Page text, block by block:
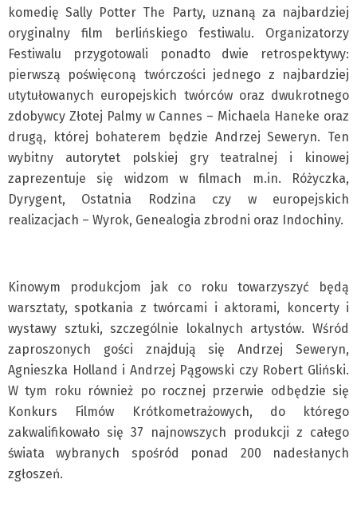
komedię Sally Potter The Party, uznaną za najbardziej
oryginalny film berlińskiego festiwalu. Organizatorzy
Festiwalu przygotowali ponadto dwie retrospektywy:
pierwszą poświęconą twórczości jednego z najbardziej
utytułowanych europejskich twórców oraz dwukrotnego
zdobywcy Złotej Palmy w Cannes – Michaela Haneke oraz
drugą, której bohaterem będzie Andrzej Seweryn. Ten
wybitny autorytet polskiej gry teatralnej i kinowej
zaprezentuje się widzom w filmach m.in. Różyczka,
Dyrygent, Ostatnia Rodzina czy w europejskich
realizacjach – Wyrok, Genealogia zbrodni oraz Indochiny.
Kinowym produkcjom jak co roku towarzyszyć będą
warsztaty, spotkania z twórcami i aktorami, koncerty i
wystawy sztuki, szczególnie lokalnych artystów. Wśród
zaproszonych gości znajdują się Andrzej Seweryn,
Agnieszka Holland i Andrzej Pągowski czy Robert Gliński.
W tym roku również po rocznej przerwie odbędzie się
Konkurs Filmów Krótkometrażowych, do którego
zakwalifikowało się 37 najnowszych produkcji z całego
świata wybranych spośród ponad 200 nadesłanych
zgłoszeń.